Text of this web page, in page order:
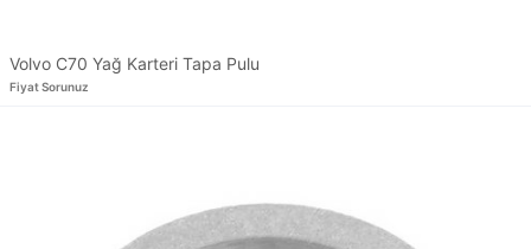
Volvo C70 Yağ Karteri Tapa Pulu
Fiyat Sorunuz